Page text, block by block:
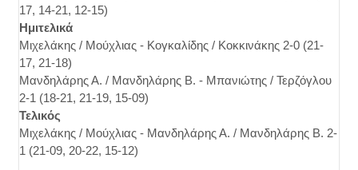
17, 14-21, 12-15)
Ημιτελικά
Μιχελάκης / Μούχλιας - Κογκαλίδης / Κοκκινάκης 2-0 (21-
17, 21-18)
Μανδηλάρης Α. / Μανδηλάρης Β. - Μπανιώτης / Τερζόγλου
2-1 (18-21, 21-19, 15-09)
Τελικός
Μιχελάκης / Μούχλιας - Μανδηλάρης Α. / Μανδηλάρης Β. 2-
1 (21-09, 20-22, 15-12)